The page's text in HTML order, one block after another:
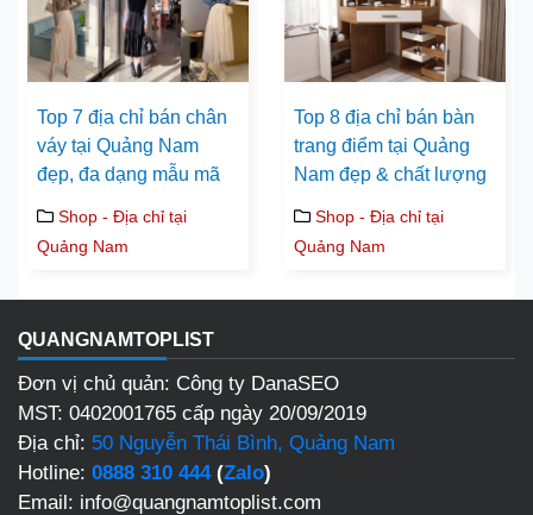
Top 7 địa chỉ bán chân
váy tại Quảng Nam
đẹp, đa dạng mẫu mã
Shop - Địa chỉ tại
Quảng Nam
Top 8 địa chỉ bán bàn
trang điểm tại Quảng
Nam đẹp & chất lượng
Shop - Địa chỉ tại
Quảng Nam
QUANGNAMTOPLIST
Đơn vị chủ quản: Công ty DanaSEO
MST: 0402001765 cấp ngày 20/09/2019
Địa chỉ: 50 Nguyễn Thái Bình, Quảng Nam
Hotline: 0888 310 444(Zalo)
Email: info@quangnamtoplist.com